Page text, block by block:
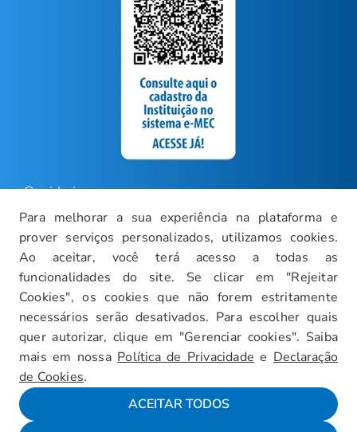
Para melhorar a sua experiência na plataforma e
prover serviços personalizados, utilizamos cookies.
Ao aceitar, você terá acesso a todas as
funcionalidades do site. Se clicar em "Rejeitar
Cookies", os cookies que não forem estritamente
necessários serão desativados. Para escolher quais
quer autorizar, clique em "Gerenciar cookies". Saiba
mais em nossa Política de Privacidade e Declaração
de Cookies.
ACEITAR TODOS
Ouvidoria
Carreiras
Intranet
Política de Privacidade
Documentos Institucionais
Faça um Tour Virtual
Blog
Mapa do Site